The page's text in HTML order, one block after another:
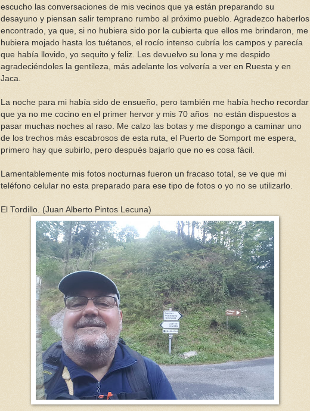
escucho las conversaciones de mis vecinos que ya están preparando su
desayuno y piensan salir temprano rumbo al próximo pueblo. Agradezco haberlos
encontrado, ya que, si no hubiera sido por la cubierta que ellos me brindaron, me
hubiera mojado hasta los tuétanos, el rocío intenso cubría los campos y parecía
que había llovido, yo sequito y feliz. Les devuelvo su lona y me despido
agradeciéndoles la gentileza, más adelante los volvería a ver en Ruesta y en
Jaca.
La noche para mi había sido de ensueño, pero también me había hecho recordar
que ya no me cocino en el primer hervor y mis 70 años no están dispuestos a
pasar muchas noches al raso. Me calzo las botas y me dispongo a caminar uno
de los trechos más escabrosos de esta ruta, el Puerto de Somport me espera,
primero hay que subirlo, pero después bajarlo que no es cosa fácil.
Lamentablemente mis fotos nocturnas fueron un fracaso total, se ve que mi
teléfono celular no esta preparado para ese tipo de fotos o yo no se utilizarlo.
El Tordillo. (Juan Alberto Pintos Lecuna)